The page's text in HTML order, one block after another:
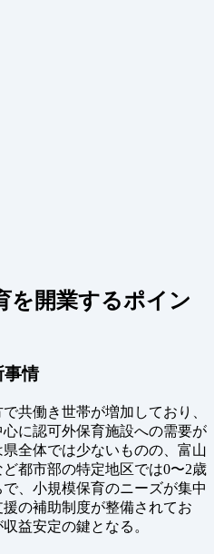
を開業するポイン
事情
共働き世帯が増加しており、
に認可外保育施設への需要が
全体では少ないものの、富山
都市部の特定地区では0〜2歳
、小規模保育のニーズが集中
の補助制度が整備されてお
益安定の鍵となる。